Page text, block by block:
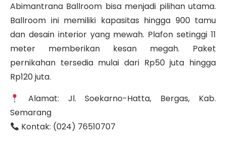
Abimantrana Ballroom bisa menjadi pilihan utama.
Ballroom ini memiliki kapasitas hingga 900 tamu
dan desain interior yang mewah. Plafon setinggi 11
meter memberikan kesan megah. Paket
pernikahan tersedia mulai dari Rp50 juta hingga
Rp120 juta.
Alamat: Jl. Soekarno-Hatta, Bergas, Kab.
Semarang
Kontak: (024) 76510707